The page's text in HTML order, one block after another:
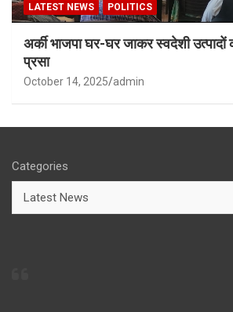
LATEST NEWS POLITICS
अर्की भाजपा घर-घर जाकर स्वदेशी उत्पादों
प्रसा
October 14, 2025 admin
Categories